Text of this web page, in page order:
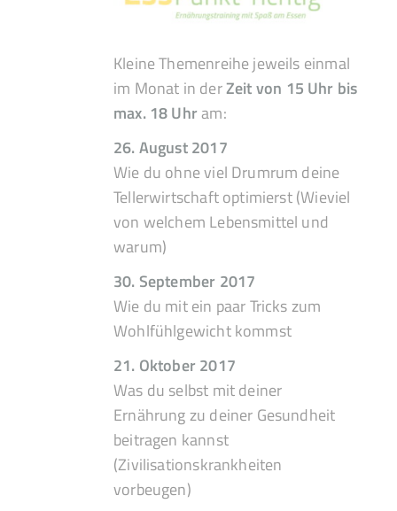
Kleine Themenreihe jeweils einmal
im Monat in derZeit von 15 Uhr bis
max. 18 Uhram:
26. August 2017
Wie du ohne viel Drumrum deine
Tellerwirtschaft optimierst (Wieviel
von welchem Lebensmittel und
warum)
30. September 2017
Wie du mit ein paar Tricks zum
Wohlfühlgewicht kommst
21. Oktober 2017
Was du selbst mit deiner
Ernährung zu deiner Gesundheit
beitragen kannst
(Zivilisationskrankheiten
vorbeugen)